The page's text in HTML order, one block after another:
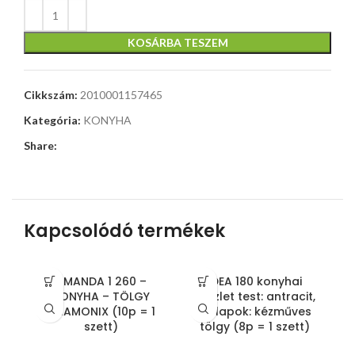
KOSÁRBA TESZEM
Cikkszám: 2010001157465
Kategória: KONYHA
Share:
Kapcsolódó termékek
AMANDA 1 260 –
KONYHA – TÖLGY
CHAMONIX (10p = 1
szett)
IDEA 180 konyhai
készlet test: antracit,
előlapok: kézműves
tölgy (8p = 1 szett)